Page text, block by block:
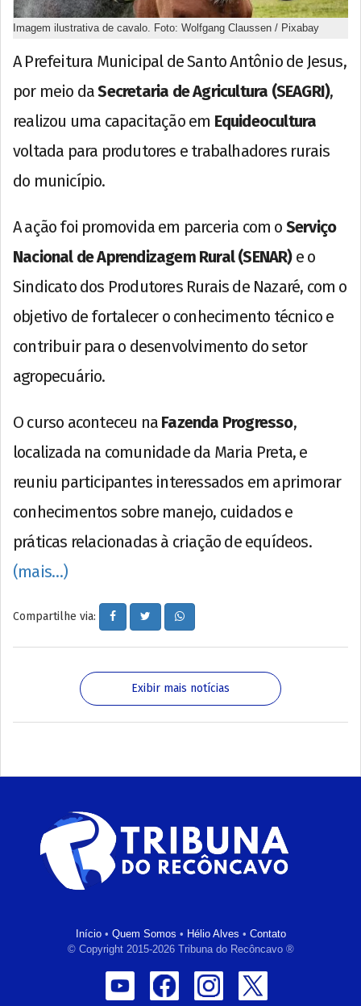
Imagem ilustrativa de cavalo. Foto: Wolfgang Claussen / Pixabay
A Prefeitura Municipal de Santo Antônio de Jesus,
por meio daSecretaria de Agricultura (SEAGRI),
realizou uma capacitação em Equideocultura
voltada para produtores e trabalhadores rurais
do município.
A ação foi promovida em parceria com o Serviço
Nacional de Aprendizagem Rural (SENAR)e o
Sindicato dos Produtores Rurais de Nazaré, com o
objetivo de fortalecer o conhecimento técnico e
contribuir para o desenvolvimento do setor
agropecuário.
O curso aconteceu na Fazenda Progresso,
localizada na comunidade da Maria Preta, e
reuniu participantes interessados em aprimorar
conhecimentos sobre manejo, cuidados e
práticas relacionadas à criação de equídeos.
(mais…)
Compartilhe via:
Exibir mais notícias
Início• Quem Somos • Hélio Alves • Contato
© Copyright 2015-2026 Tribuna do Recôncavo ®